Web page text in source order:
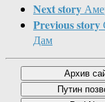
Next story
Previous story
Дам